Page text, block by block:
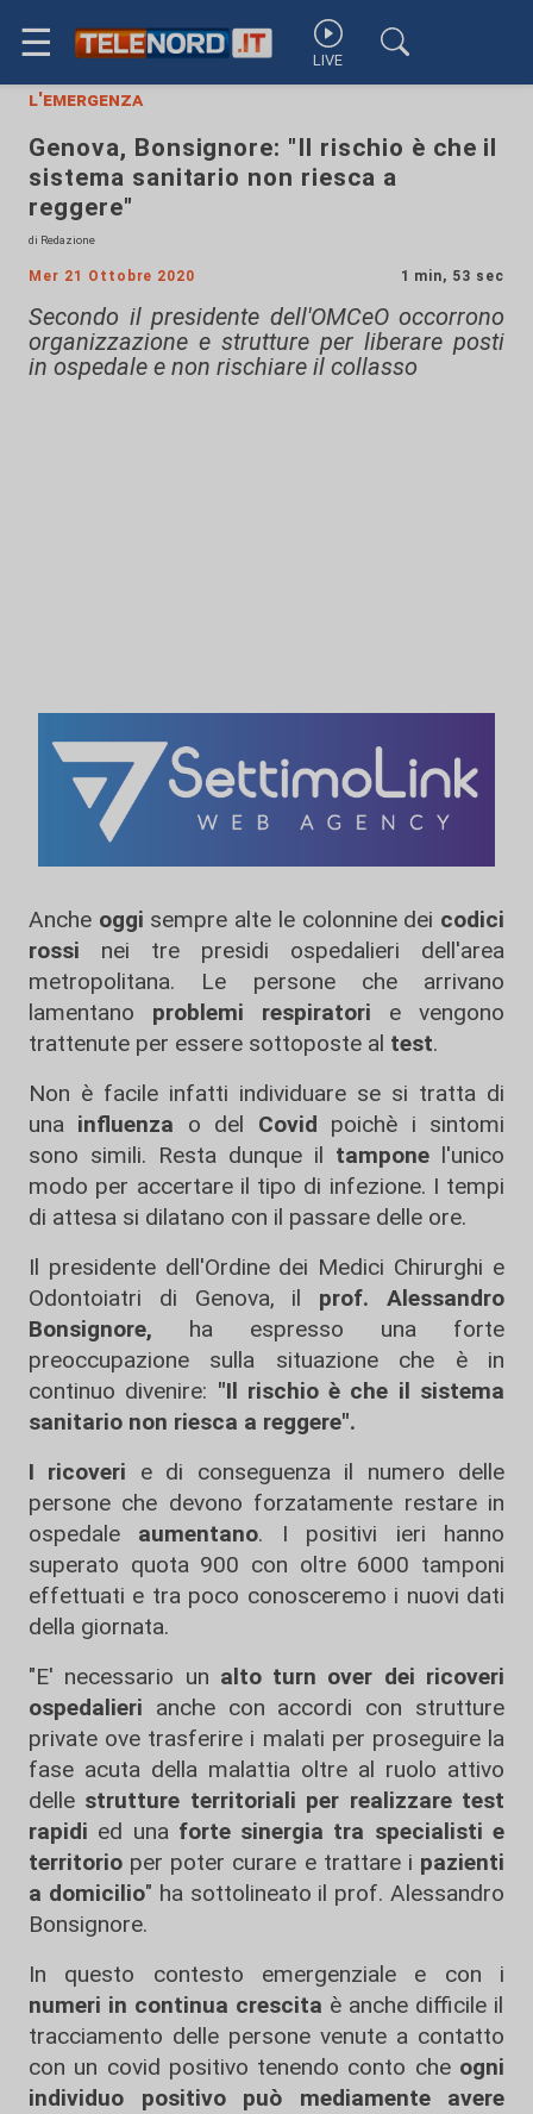
☰ LIVE
l'emergenza
Genova, Bonsignore: "Il rischio è che il
sistema sanitario non riesca a
reggere"
di Redazione
Mer 21 Ottobre 2020 1 min, 53 sec
Secondo il presidente dell'OMCeO occorrono
organizzazione e strutture per liberare posti
in ospedale e non rischiare il collasso
Anche oggi sempre alte le colonnine dei codici
rossi nei tre presidi ospedalieri dell'area
metropolitana. Le persone che arrivano
lamentano problemi respiratori e vengono
trattenute per essere sottoposte al test.
Non è facile infatti individuare se si tratta di
una influenza o del Covid poichè i sintomi
sono simili. Resta dunque il tampone l'unico
modo per accertare il tipo di infezione. I tempi
di attesa si dilatano con il passare delle ore.
Il presidente dell'Ordine dei Medici Chirurghi e
Odontoiatri di Genova, il prof. Alessandro
Bonsignore, ha espresso una forte
preoccupazione sulla situazione che è in
continuo divenire: "Il rischio è che il sistema
sanitario non riesca a reggere".
I ricoveri e di conseguenza il numero delle
persone che devono forzatamente restare in
ospedale aumentano. I positivi ieri hanno
superato quota 900 con oltre 6000 tamponi
effettuati e tra poco conosceremo i nuovi dati
della giornata.
"E' necessario un alto turn over dei ricoveri
ospedalieri anche con accordi con strutture
private ove trasferire i malati per proseguire la
fase acuta della malattia oltre al ruolo attivo
delle strutture territoriali per realizzare test
rapidi ed una forte sinergia tra specialisti e
territorio per poter curare e trattare i pazienti
a domicilio" ha sottolineato il prof. Alessandro
Bonsignore.
In questo contesto emergenziale e con i
numeri in continua crescita è anche difficile il
tracciamento delle persone venute a contatto
con un covid positivo tenendo conto che ogni
individuo positivo può mediamente avere